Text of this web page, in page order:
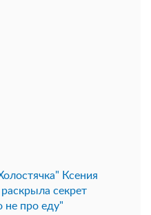
Ксения
секрет
не про еду"